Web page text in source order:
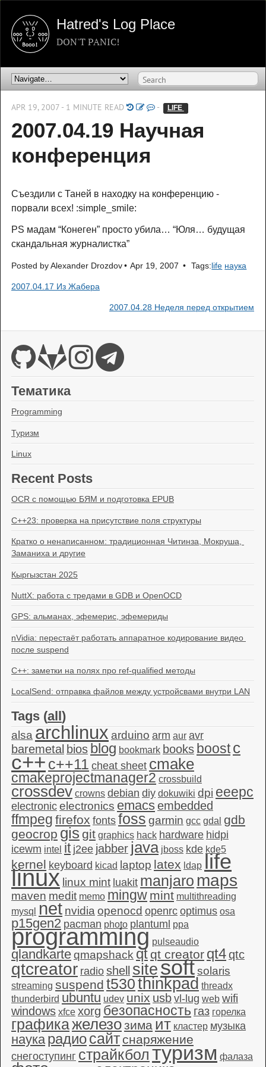
Hatred's Log Place
DON'T PANIC!
APR 19, 2007 - 1 MINUTE READ - LIFE
2007.04.19 Научная
конференция
Съездили с Таней в находку на конференцию -
порвали всех! :simple_smile:
PS мадам “Конеген” просто убила… “Юля… будущая
скандальная журналистка”
Posted by Alexander Drozdov Apr 19, 2007 Tags: life наука
2007.04.17 Из Жабера
2007.04.28 Неделя перед открытием
Тематика
Programming
Туризм
Linux
Recent Posts
OCR с помощью БЯМ и подготовка EPUB
C++23: проверка на присутствие поля структуры
Кратко о ненаписанном: традиционная Читинза, Мокруша,
Заманиха и другие
Кыргызстан 2025
NuttX: работа с тредами в GDB и OpenOCD
GPS: альманах, эфемерис, эфемериды
nVidia: перестаёт работать аппаратное кодирование видео
после suspend
C++: заметки на полях про ref-qualified методы
LocalSend: отправка файлов между устройсвами внутри LAN
Tags (all )
alsa archlinux arduino arm aur avr
baremetal bios blog bookmark books boost c
c++c++11 cheat sheet cmake
cmakeprojectmanager2 crossbuild
crossdev crowns debian diy dokuwiki dpi eeepc
electronic electronics emacsembedded
ffmpeg firefox fonts foss garmin gcc gdal gdb
geocrop gis git graphics hack hardware hidpi
icewm intel it j2ee jabber java jboss kde kde5
kernel keyboard kicad laptop latex ldap life
linux linux mint luakit manjaro maps
maven medit memo mingw mint multithreading
mysql
net nvidia openocd openrc optimus osa
p15gen2 pacman photo plantuml ppa
programming pulseaudio
qlandkarteqmapshack qt qt creator qt4qtc
qtcreator radio shell sitesoftsolaris
streaming suspend t530thinkpad threadx
thunderbird ubuntu udev unix usb vl-lug web wifi
windows xfce xorg безопасность газ горелка
графикажелезозима ит кластер музыка
наука радиосайт снаряжение
снегоступинг страйкбол туризм фалаза